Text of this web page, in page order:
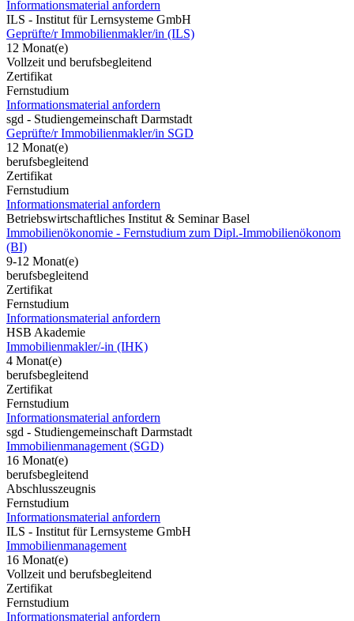
Informationsmaterial anfordern
ILS - Institut für Lernsysteme GmbH
Geprüfte/r Immobilienmakler/in (ILS)
12 Monat(e)
Vollzeit und berufsbegleitend
Zertifikat
Fernstudium
Informationsmaterial anfordern
sgd - Studiengemeinschaft Darmstadt
Geprüfte/r Immobilienmakler/in SGD
12 Monat(e)
berufsbegleitend
Zertifikat
Fernstudium
Informationsmaterial anfordern
Betriebswirtschaftliches Institut & Seminar Basel
Immobilienökonomie - Fernstudium zum Dipl.-Immobilienökonom
(BI)
9-12 Monat(e)
berufsbegleitend
Zertifikat
Fernstudium
Informationsmaterial anfordern
HSB Akademie
Immobilienmakler/-in (IHK)
4 Monat(e)
berufsbegleitend
Zertifikat
Fernstudium
Informationsmaterial anfordern
sgd - Studiengemeinschaft Darmstadt
Immobilienmanagement (SGD)
16 Monat(e)
berufsbegleitend
Abschlusszeugnis
Fernstudium
Informationsmaterial anfordern
ILS - Institut für Lernsysteme GmbH
Immobilienmanagement
16 Monat(e)
Vollzeit und berufsbegleitend
Zertifikat
Fernstudium
Informationsmaterial anfordern